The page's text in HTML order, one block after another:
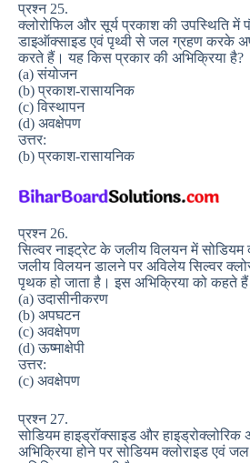
प्रश्न 25.
क्लोरोफिल और सूर्य प्रकाश की उपस्थिति में
डाइऑक्साइड एवं पृथ्वी से जल ग्रहण करके
करते हैं। यह किस प्रकार की अभिक्रिया है?
(a) संयोजन
(b) प्रकाश-रासायनिक
(c) विस्थापन
(d) अवक्षेपण
उत्तर:
(b) प्रकाश-रासायनिक
प्रश्न 26.
सिल्वर नाइट्रेट के जलीय विलयन में सोडियम
जलीय विलयन डालने पर अविलेय सिल्वर
पृथक हो जाता है। इस अभिक्रिया को कहते
(a) उदासीनीकरण
(b) अपघटन
(c) अवक्षेपण
(d) ऊष्माक्षेपी
उत्तर:
(c) अवक्षेपण
प्रश्न 27.
सोडियम हाइड्रॉक्साइड और
अभिक्रिया होने पर सोडियम क्लोराइड एवं